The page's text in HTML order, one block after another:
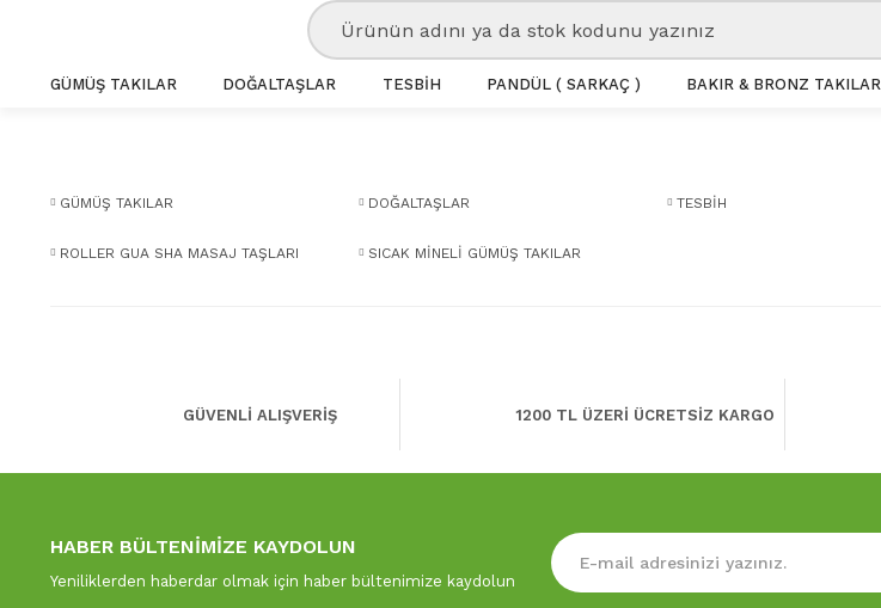
GÜMÜŞ TAKILAR DOĞALTAŞLAR TESBİH PANDÜL ( SARKAÇ ) BAKIR & BRONZ TAKILAR
GÜMÜŞ TAKILAR DOĞALTAŞLAR TESBİH
ROLLER GUA SHA MASAJ TAŞLARI SICAK MİNELİ GÜMÜŞ TAKILAR
GÜVENLİ ALIŞVERİŞ 1200 TL ÜZERİ ÜCRETSİZ KARGO
HABER BÜLTENİMİZE KAYDOLUN
Yeniliklerden haberdar olmak için haber bültenimize kaydolun